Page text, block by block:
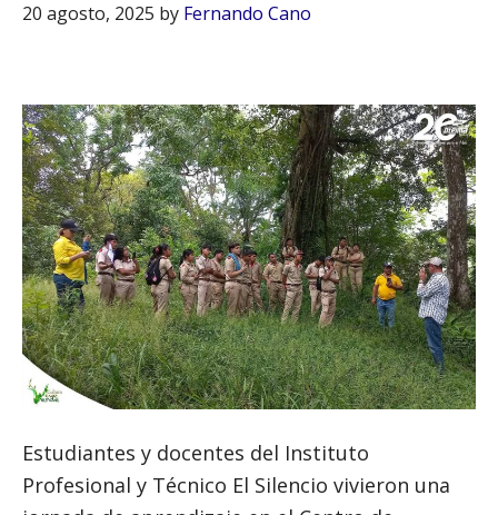
20 agosto, 2025 by Fernando Cano
Estudiantes y docentes del Instituto
Profesional y Técnico El Silencio vivieron una